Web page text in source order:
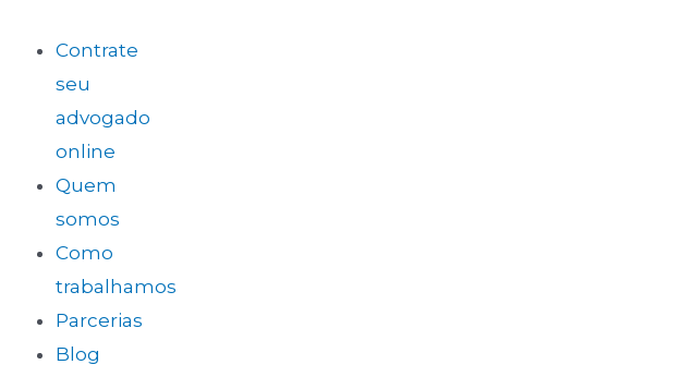
Contrate
seu
advogado
online
Quem
somos
Como
trabalhamos
Parcerias
Blog